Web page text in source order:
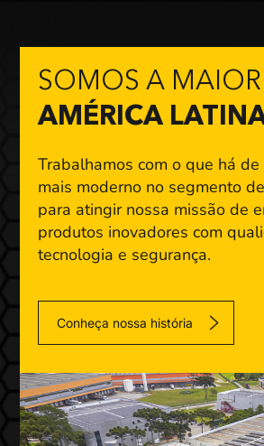
SOMOS A
AMÉRICA
Trabalhamos com o que há
mais moderno no segmento
para atingir nossa missão de
produtos inovadores com
tecnologia e segurança.
Conheça nossa história